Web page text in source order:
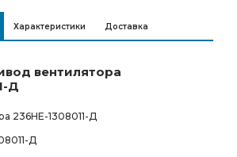
Характеристики Доставка
вентилятора
Д
236НЕ-1308011-Д
Д